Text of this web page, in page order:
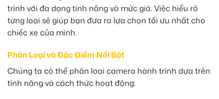
trình với đa dạng tính năng và mức giá. Việc hiểu rõ
từng loại sẽ giúp bạn đưa ra lựa chọn tối ưu nhất cho
chiếc xe của mình.
Phân Loại và Đặc Điểm Nổi Bật
Chúng ta có thể phân loại camera hành trình dựa trên
tính năng và cách thức hoạt động: